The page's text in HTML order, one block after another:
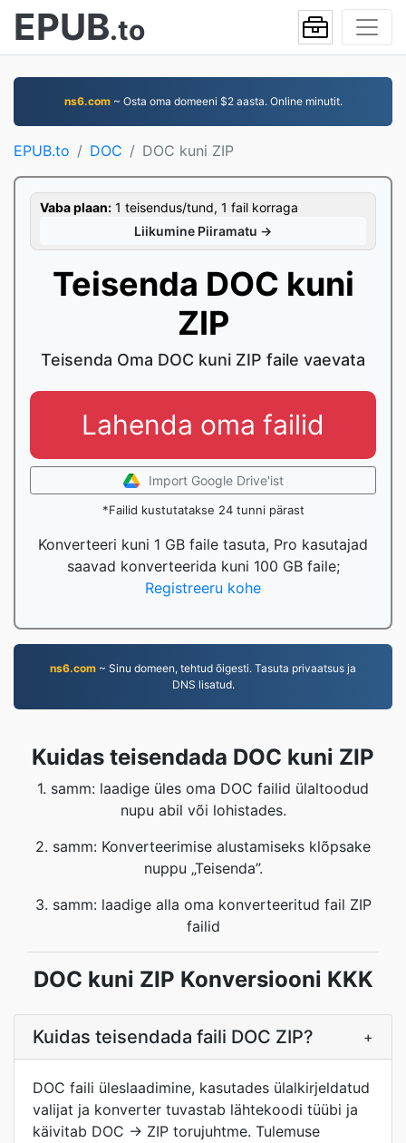
EPUB.to
ns6.com~ Osta oma domeeni $2 aasta. Online minutit.
EPUB.to DOC DOC kuni ZIP
Vaba plaan: 1 teisendus/tund, 1 fail korraga
Liikumine Piiramatu →
Teisenda DOC kuni
ZIP
Teisenda Oma DOC kuni ZIP faile vaevata
Lahenda oma failid
Import Google Drive'ist
*Failid kustutatakse 24 tunni pärast
Konverteeri kuni 1 GB faile tasuta, Pro kasutajad
saavad konverteerida kuni 100 GB faile;
Registreeru kohe
ns6.com ~ Sinu domeen, tehtud õigesti. Tasuta privaatsus ja
DNS lisatud.
Kuidas teisendada DOC kuni ZIP
1. samm: laadige üles oma DOC failid ülaltoodud
nupu abil või lohistades.
2. samm: Konverteerimise alustamiseks klõpsake
nuppu „Teisenda”.
3. samm: laadige alla oma konverteeritud fail ZIP
failid
DOC kuni ZIP Konversiooni KKK
Kuidas teisendada faili DOC ZIP? +
DOC faili üleslaadimine, kasutades ülalkirjeldatud
valijat ja konverter tuvastab lähtekoodi tüübi ja
käivitab DOC → ZIP torujuhtme. Tulemuse